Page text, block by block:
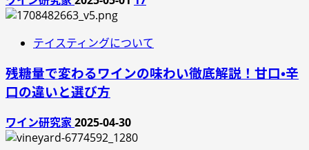
テイスティングについて
残糖量で変わるワインの味わい徹底解説！甘口・辛
口の違いと選び方
ワイン研究家2025-04-30